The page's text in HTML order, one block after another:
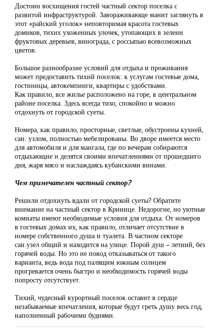
Достоин восхищения гостей частный сектор поселка с
развитой инфраструктурой. Завораживающе манит заглянуть в
этот «райский уголок» неповторимая красота гостевых
домиков, тихих ухоженных улочек, утопающих в зелени
фруктовых деревьев, винограда, с россыпью всевозможных
цветов.
Большое разнообразие условий для отдыха и проживания
может предоставить тихий поселок: к услугам гостевые дома,
гостиницы, автокемпинги, квартиры с удобствами.
Как правило, все жилье расположено на горе, в центральном
районе поселка. Здесь всегда тихо, спокойно и можно
отдохнуть от городской суеты.
Номера, как правило, просторные, светлые, обустроены кухней,
сан. узлом, полностью мебелированы. Во дворе имеется место
для автомобиля и для мангала, где по вечерам собираются
отдыхающие и делятся своими впечатлениями от прошедшего
дня, жаря мясо и наслаждаясь кубанскими винами.
Чем примечателен частный сектор?
Решили отдохнуть вдали от городской суеты? Обратите
внимание на частный сектор в Кринице. Недорогие, но уютные
комнаты имеют необходимые условия для отдыха. От номеров
в гостевых домах их, как правило, отличает отсутствие в
номере собственного душа и туалета. В частном секторе
сан.узел общий и находится на улице. Порой душ – летний, без
горячей воды. Но это не повод отказываться от такого
варианта, ведь вода под палящим южным солнцем
прогревается очень быстро и необходимость горячей воды
попросту отсутствует.
Тихий, чудесный курортный поселок оставит в сердце
незабываемые впечатления, которые будут греть душу весь год,
наполненный рабочими буднями.